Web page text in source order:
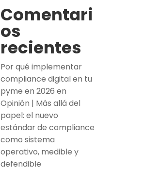
Comentari
os
recientes
Por qué implementar
compliance digital en tu
pyme en 2026 en
Opinión | Más allá del
papel: el nuevo
estándar de compliance
como sistema
operativo, medible y
defendible